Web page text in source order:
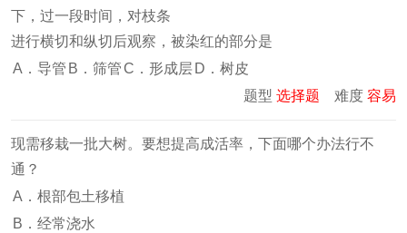
下，过一段时间，对枝条
进行横切和纵切后观察，被染红的部分是
A．导管 B．筛管C．形成层 D．树皮
题型 选择题 难度 容易
现需移栽一批大树。要想提高成活率，下面哪个办法行不
通？
A．根部包土移植
B．经常浇水